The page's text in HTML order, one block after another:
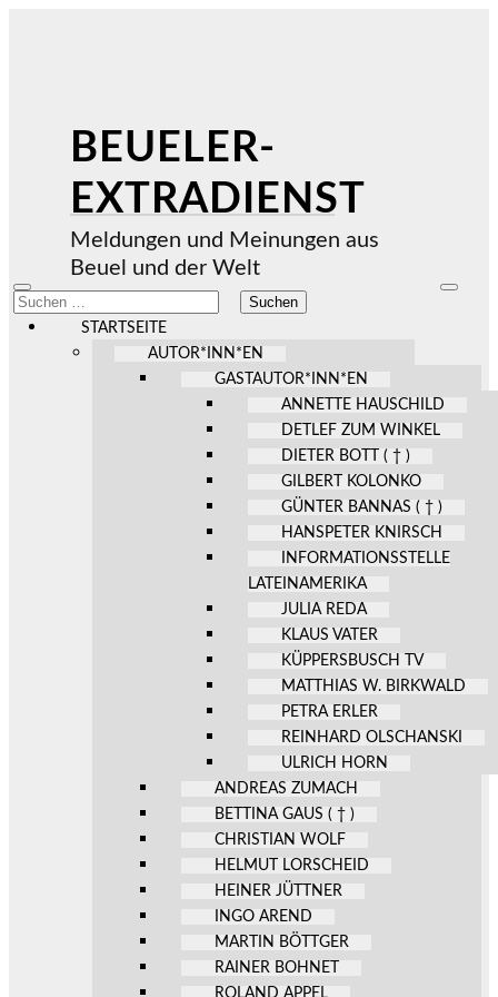
BEUELER-
EXTRADIENST
Meldungen und Meinungen aus
Beuel und der Welt
Mobile-
Menü
ein-/ausblenden
Suchen
nach:
STARTSEITE
AUTOR*INN*EN
GASTAUTOR*INN*EN
ANNETTE HAUSCHILD
DETLEF ZUM WINKEL
DIETER BOTT ( † )
GILBERT KOLONKO
GÜNTER BANNAS ( † )
HANSPETER KNIRSCH
INFORMATIONSSTELLE
LATEINAMERIKA
JULIA REDA
KLAUS VATER
KÜPPERSBUSCH TV
MATTHIAS W. BIRKWALD
PETRA ERLER
REINHARD OLSCHANSKI
ULRICH HORN
ANDREAS ZUMACH
BETTINA GAUS ( † )
CHRISTIAN WOLF
HELMUT LORSCHEID
HEINER JÜTTNER
INGO AREND
MARTIN BÖTTGER
RAINER BOHNET
ROLAND APPEL